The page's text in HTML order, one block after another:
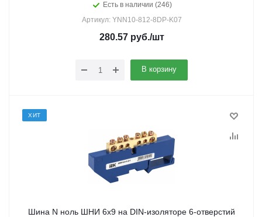
Есть в наличии (246)
Артикул: YNN10-812-8DP-K07
280.57руб./шт
В корзину
ХИТ
Шина N ноль ШНИ 6х9 на DIN-изоляторе 6-отверстий